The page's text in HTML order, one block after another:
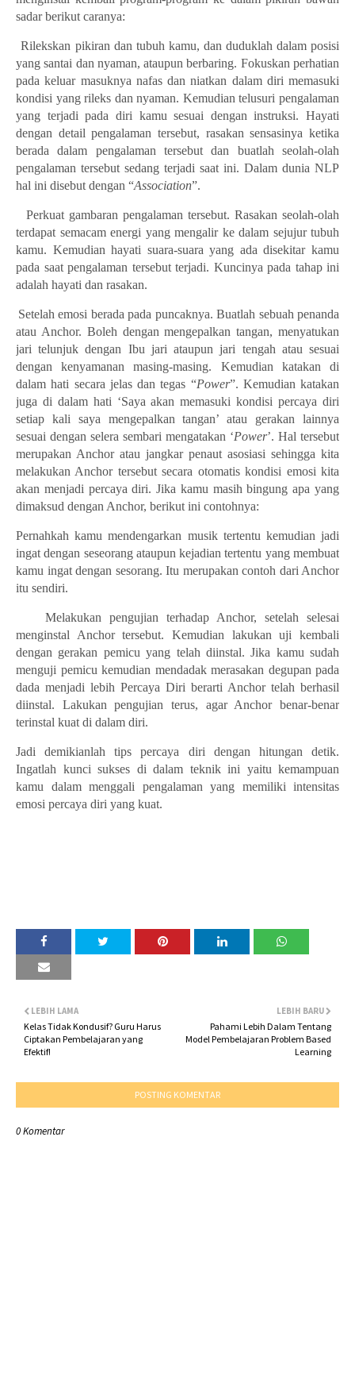
sadar berikut caranya:
Rilekskan pikiran dan tubuh kamu, dan duduklah dalam posisi
yang santai dan nyaman, ataupun berbaring. Fokuskan perhatian
pada keluar masuknya nafas dan niatkan dalam diri memasuki
kondisi yang rileks dan nyaman. Kemudian telusuri pengalaman
yang terjadi pada diri kamu sesuai dengan instruksi. Hayati
dengan detail pengalaman tersebut, rasakan sensasinya ketika
berada dalam pengalaman tersebut dan buatlah seolah-olah
pengalaman tersebut sedang terjadi saat ini. Dalam dunia NLP
hal ini disebut dengan “Association”.
Perkuat gambaran pengalaman tersebut. Rasakan seolah-olah
terdapat semacam energi yang mengalir ke dalam sejujur tubuh
kamu. Kemudian hayati suara-suara yang ada disekitar kamu
pada saat pengalaman tersebut terjadi. Kuncinya pada tahap ini
adalah hayati dan rasakan.
Setelah emosi berada pada puncaknya. Buatlah sebuah penanda
atau Anchor. Boleh dengan mengepalkan tangan, menyatukan
jari telunjuk dengan Ibu jari ataupun jari tengah atau sesuai
dengan kenyamanan masing-masing. Kemudian katakan di
dalam hati secara jelas dan tegas “Power”. Kemudian katakan
juga di dalam hati ‘Saya akan memasuki kondisi percaya diri
setiap kali saya mengepalkan tangan’ atau gerakan lainnya
sesuai dengan selera sembari mengatakan ‘Power’. Hal tersebut
merupakan Anchor atau jangkar penaut asosiasi sehingga kita
melakukan Anchor tersebut secara otomatis kondisi emosi kita
akan menjadi percaya diri. Jika kamu masih bingung apa yang
dimaksud dengan Anchor, berikut ini contohnya:
Pernahkah kamu mendengarkan musik tertentu kemudian jadi
ingat dengan seseorang ataupun kejadian tertentu yang membuat
kamu ingat dengan sesorang. Itu merupakan contoh dari Anchor
itu sendiri.
Melakukan pengujian terhadap Anchor, setelah selesai
menginstal Anchor tersebut. Kemudian lakukan uji kembali
dengan gerakan pemicu yang telah diinstal. Jika kamu sudah
menguji pemicu kemudian mendadak merasakan degupan pada
dada menjadi lebih Percaya Diri berarti Anchor telah berhasil
diinstal. Lakukan pengujian terus, agar Anchor benar-benar
terinstal kuat di dalam diri.
Jadi demikianlah tips percaya diri dengan hitungan detik.
Ingatlah kunci sukses di dalam teknik ini yaitu kemampuan
kamu dalam menggali pengalaman yang memiliki intensitas
emosi percaya diri yang kuat.
LEBIH BARU
Pahami Lebih Dalam Tentang
Model Pembelajaran Problem Based
Learning
LEBIH LAMA
Kelas Tidak Kondusif? Guru Harus
Ciptakan Pembelajaran yang
Efektif!
POSTING KOMENTAR
0 Komentar